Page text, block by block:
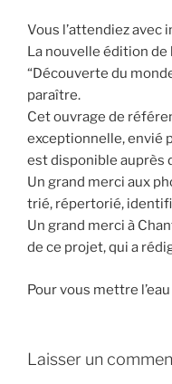
Vous l’attendiez avec
La nouvelle édition de
“Découverte du
paraître.
Cet ouvrage de
exceptionnelle, envié
est disponible auprès
Un grand merci aux
trié, répertorié,
Un grand merci à
de ce projet, qui a
Pour vous mettre
Laisser un